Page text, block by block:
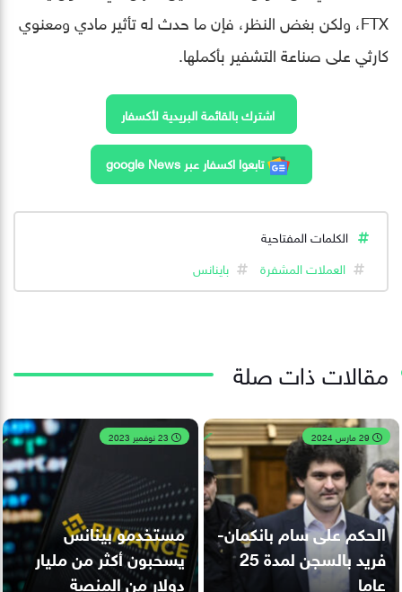
FTX، ولكن بغض النظر، فإن ما حدث له تأثير مادي ومعنوي
كارثي على صناعة التشفير بأكملها.
اشترك بالقائمة البريدية لأكسفار
تابعوا اكسفار عبر google News
الكلمات المفتاحية
العملات المشفرة
باينانس
مقالات ذات صلة
الحكم على سام بانكمان-
فريد بالسجن لمدة 25
عاما
مستخدمو بينانس
يسحبون أكثر من مليار
دولار من المنصة